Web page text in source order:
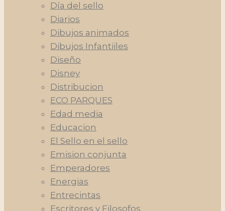
Día del sello
Diarios
Dibujos animados
Dibujos Infantiiles
Diseño
Disney
Distribucion
ECO PARQUES
Edad media
Educacion
El Sello en el sello
Emision conjunta
Emperadores
Energias
Entrecintas
Escritores y Filosofos